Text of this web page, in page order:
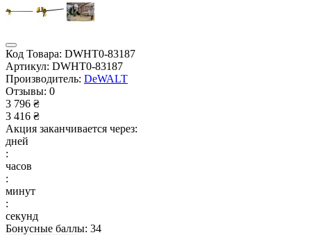
Код Товара: DWHT0-83187
Артикул: DWHT0-83187
Производитель: DeWALT
Отзывы: 0
3 796 ₴
3 416 ₴
Акция заканчивается через:
дней
:
часов
:
минут
:
секунд
Бонусные баллы: 34